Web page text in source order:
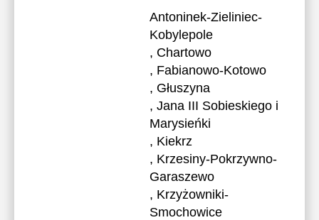
Antoninek-Zieliniec-
Kobylepole
, Chartowo
, Fabianowo-Kotowo
, Głuszyna
, Jana III Sobieskiego i
Marysieńki
, Kiekrz
, Krzesiny-Pokrzywno-
Garaszewo
, Krzyżowniki-
Smochowice